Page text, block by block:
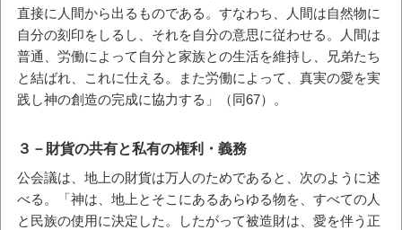
直接に人間から出るものである。すなわち、人間は自然物に
自分の刻印をしるし、それを自分の意思に従わせる。人間は
普通、労働によって自分と家族との生活を維持し、兄弟たち
と結ばれ、これに仕える。また労働によって、真実の愛を実
践し神の創造の完成に協力する」（同67）。
３－財貨の共有と私有の権利・義務
公会議は、地上の財貨は万人のためであると、次のように述
べる。「神は、地上とそこにあるあらゆる物を、すべての人
と民族の使用に決定した。したがって被造財は、愛を伴う正